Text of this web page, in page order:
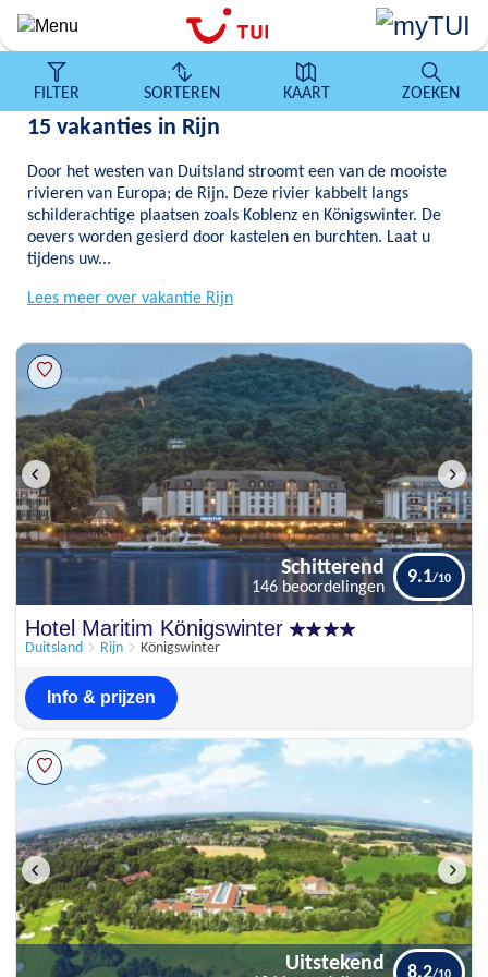
Overslaan
en
algemene
inhoud
FILTER SORTEREN KAART ZOEKEN
15 vakanties in Rijn
Door het westen van Duitsland stroomt een van de mooiste
rivieren van Europa; de Rijn. Deze rivier kabbelt langs
schilderachtige plaatsen zoals Koblenz en Königswinter. De
oevers worden gesierd door kastelen en burchten. Laat u
tijdens uw...
Lees meer over vakantie Rijn
Schitterend
Hotel Maritim Königswinter
Duitsland Rijn Königswinter
Schitterend
146 beoordelingen
9.1
Info & prijzen
Uitstekend 8.2